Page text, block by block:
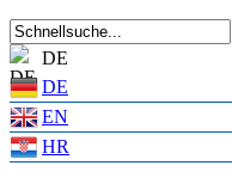
DE
DE
EN
HR